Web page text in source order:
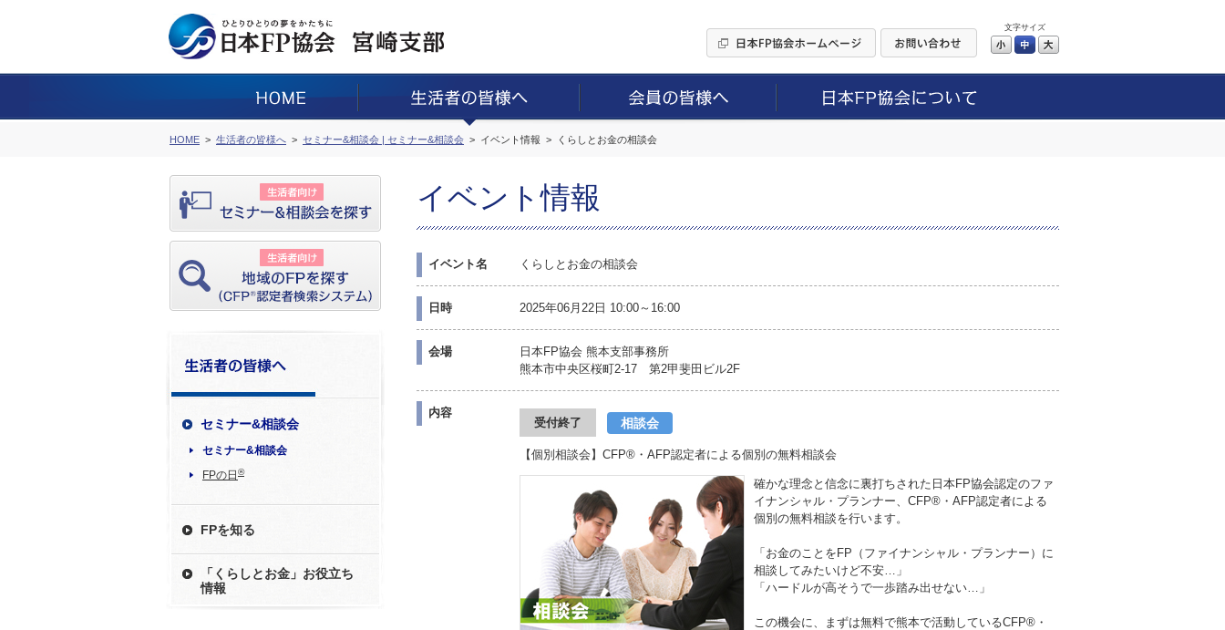
文字サイズ
小 中
HOME 生活者の皆様へ セミナー&相談会 | セミナー&相談会 イベント情報 くらしとお金の相談会
セミナー&相談会
セミナー&相談会
FPの日 ®
FPを知る
「くらしとお金」お役立ち
情報
イベント情報
イベント名 くらしとお金の相談会
日時 2025年06月22日 10:00～16:00
会場
日本FP協会 熊本支部事務所
熊本市中央区桜町2-17 第2甲斐田ビル2F
内容
受付終了 相談会
【個別相談会】CFP®・AFP認定者による個別の無料相談会
確かな理念と信念に裏打ちされた日本FP協会認定のファ
イナンシャル・プランナー、CFP®・AFP認定者による
個別の無料相談を行います。
「お金のことをFP（ファイナンシャル・プランナー）に
相談してみたいけど不安…」
「ハードルが高そうで一歩踏み出せない…」
この機会に、まずは無料で熊本で活動しているCFP®・